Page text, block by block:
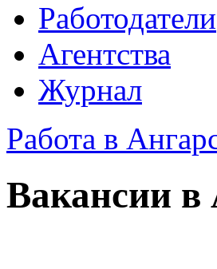
Работодатели
Агентства
Журнал
Работа в
Вакансии в